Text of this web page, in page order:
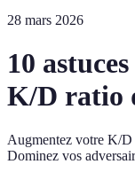
28 mars 2026
10
K/D ratio
Augmentez votre K/D
Dominez vos